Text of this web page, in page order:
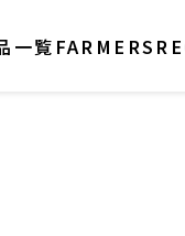
一覧 FARMERS